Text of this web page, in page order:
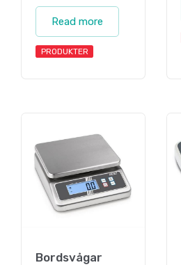
Read more
PRODUKTER
Bordsvågar